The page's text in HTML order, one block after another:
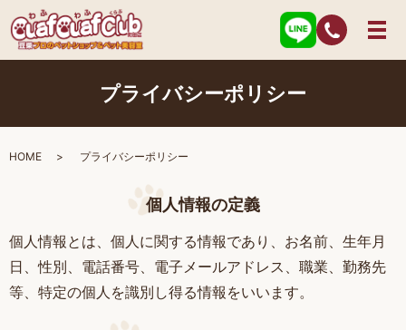
プライバシーポリシー
HOME プライバシーポリシー
個人情報の定義
個人情報とは、個人に関する情報であり、お名前、生年月
日、性別、電話番号、電子メールアドレス、職業、勤務先
等、特定の個人を識別し得る情報をいいます。